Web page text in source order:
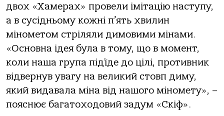
двох «Хамерах» провели імітацію наступу,
а в сусідньому кожні п’ять хвилин
мінометом стріляли димовими мінами.
«Основна ідея була в тому, що в момент,
коли наша група під’їде до цілі, противник
відвернув увагу на великий стовп диму,
який видавала міна від нашого міномету», –
пояснює багатоходовий задум «Скіф».